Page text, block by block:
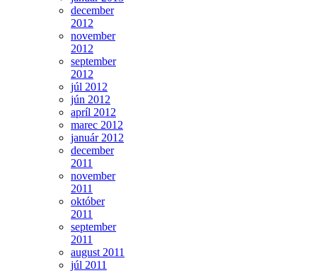
december
2012
november
2012
september
2012
júl 2012
jún 2012
apríl 2012
marec 2012
január 2012
december
2011
november
2011
október
2011
september
2011
august 2011
júl 2011